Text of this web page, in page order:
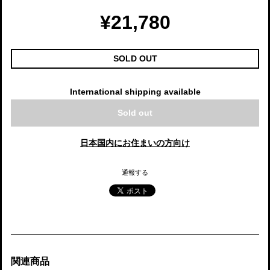
¥21,780
SOLD OUT
International shipping available
Sold out
日本国内にお住まいの方向け
通報する
関連商品